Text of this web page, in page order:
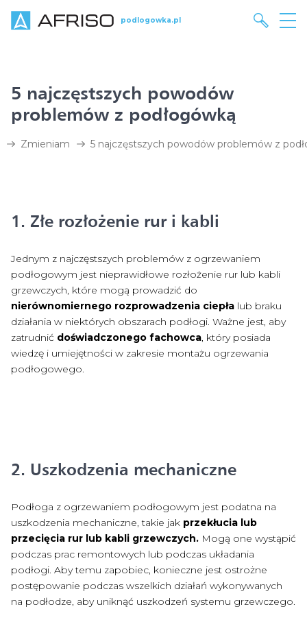
podlogowka.pl
5 najczęstszych powodów
problemów z podłogówką
Zmieniam 5 najczęstszych powodów problemów z
1. Złe rozłożenie rur i kabli
Jednym z najczęstszych problemów z ogrzewaniem
podłogowym jest nieprawidłowe rozłożenie rur lub kabli
grzewczych, które mogą prowadzić do
nierównomiernego rozprowadzenia ciepła lub braku
działania w niektórych obszarach podłogi. Ważne jest, aby
zatrudnić doświadczonego fachowca, który posiada
wiedzę i umiejętności w zakresie montażu ogrzewania
podłogowego.
2. Uszkodzenia mechaniczne
Podłoga z ogrzewaniem podłogowym jest podatna na
uszkodzenia mechaniczne, takie jak przekłucia lub
przecięcia rur lub kabli grzewczych. Mogą one wystąpić
podczas prac remontowych lub podczas układania
podłogi. Aby temu zapobiec, konieczne jest ostrożne
postępowanie podczas wszelkich działań wykonywanych
na podłodze, aby uniknąć uszkodzeń systemu grzewczego.